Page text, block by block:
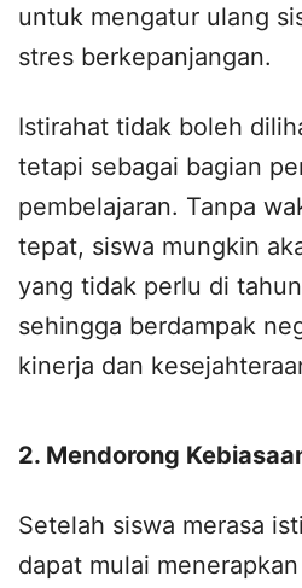
untuk mengatur ulang
stres berkepanjangan.
Istirahat tidak boleh
tetapi sebagai bagian
pembelajaran. Tanpa
tepat, siswa mungkin
yang tidak perlu di
sehingga berdampak
kinerja dan
2. Mendorong
Setelah siswa merasa
dapat mulai